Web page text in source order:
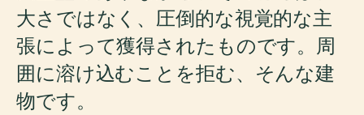
大さではなく、圧倒的な視覚的な主
張によって獲得されたものです。周
囲に溶け込むことを拒む、そんな建
物です。